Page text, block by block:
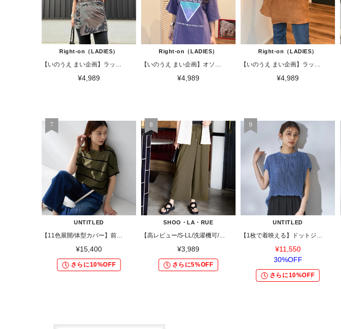
Right-on（LADIES）
【いのうえ まい企画】ラップスカート
¥4,989
Right-on（LADIES）
【いのうえ まい企画】オソロ オトナTシャツ
¥4,989
Right-on（LADIES）
【いのうえ まい企画】ラップスカート(フェイクレザー/フェイクスエード)
¥4,989
UNTITLED
【11色展開/体型カバー】前後2WAYフレンチスリーブニット
¥15,400
さらに10%OFF
SHOO・LA・RUE
【高レビュー/S-LL/洗濯機可/セットアップ可】着丈選べる 軽凛(かろりん) ひんやりフラップイージーパンツ
¥3,989
さらに5%OFF
UNTITLED
【1枚で着映える】ドットジャガードブラウス
¥11,550
30%OFF
さらに10%OFF